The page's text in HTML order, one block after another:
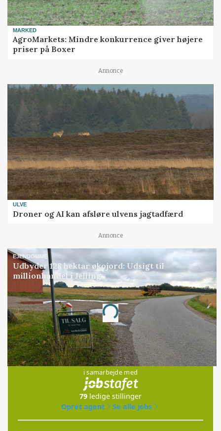
MARKED
AgroMarkets: Mindre konkurrence giver højere
priser på Boxer
Annonce
ULVE
Droner og AI kan afsløre ulvens jagtadfærd
Annonce
EJENDOMME
Udbyder 128 hektar økojord: Udsigt til
millionhandel i Jelling
Annonce
Loading...
Jobs
i samarbejde med
79 ledige stillinger
Opret agent
Se alle jobs